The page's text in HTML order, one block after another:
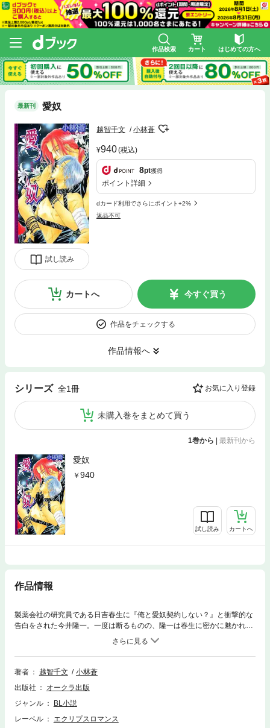
作品検索 カート はじめての方へ
最新刊 愛奴
試し読み
越智千文 小林蒼
940(税込)
8pt獲得
ポイント詳細
dカード利用でさらにポイント+2%
返品不可
カートへ 今すぐ買う
作品をチェックする
作品情報へ
シリーズ 全1冊 お気に入り登録
未購入巻をまとめて買う
1巻から | 最新刊から
愛奴
940
試し読み カートへ
作品情報
製薬会社の研究員である日吉春生に『俺と愛奴契約しない？』と衝撃的な
告白をされた今井隆一。一度は断るものの、隆一は春生に密かに魅かれて
いた。二度目の告白により、春生の愛奴となった隆一だが、春生の前の奴
隷・湯沢の嫉妬によって、ワナに陥れられ―！？ 特殊な嗜好をもつ二人
が出会い、契約の名の元、永遠の愛を誓う…※こちらの作品には、紙版に
収録の口絵・挿絵等のイラストは収録されておりません。
著者 越智千文
小林蒼
出版社
オークラ出版
ジャンル
BL小説
レーベル
エクリプスロマンス